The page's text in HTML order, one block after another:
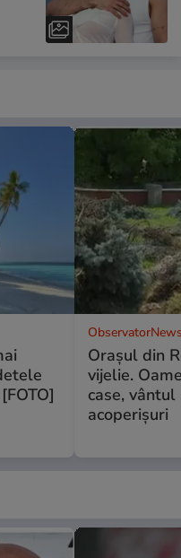
Oraşul din
vijelie.
case,
acoperişuri